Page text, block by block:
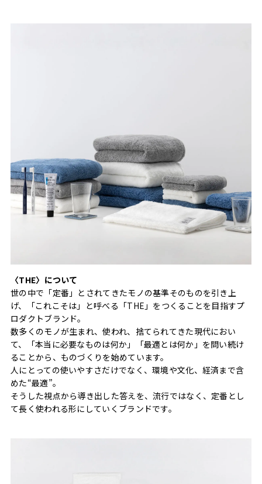
〈THE〉について
世の中で「定番」とされてきたモノの基準そのものを引き上
げ、「これこそは」と呼べる「THE」をつくることを目指すプ
ロダクトブランド。
数多くのモノが生まれ、使われ、捨てられてきた現代におい
て、「本当に必要なものは何か」「最適とは何か」を問い続け
ることから、ものづくりを始めています。
人にとっての使いやすさだけでなく、環境や文化、経済まで含
めた“最適”。
そうした視点から導き出した答えを、流行ではなく、定番とし
て長く使われる形にしていくブランドです。